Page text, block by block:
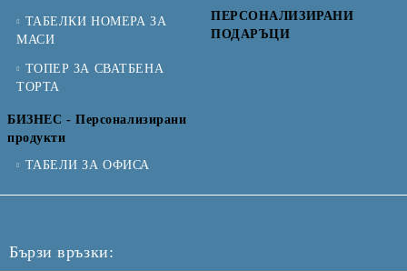
ТАБЕЛКИ НОМЕРА ЗА
МАСИ
ТОПЕР ЗА СВАТБЕНА
ТОРТА
БИЗНЕС - Персонализирани
продукти
ТАБЕЛИ ЗА ОФИСА
ПЕРСОНАЛИЗИРАНИ
ПОДАРЪЦИ
Бързи връзки: